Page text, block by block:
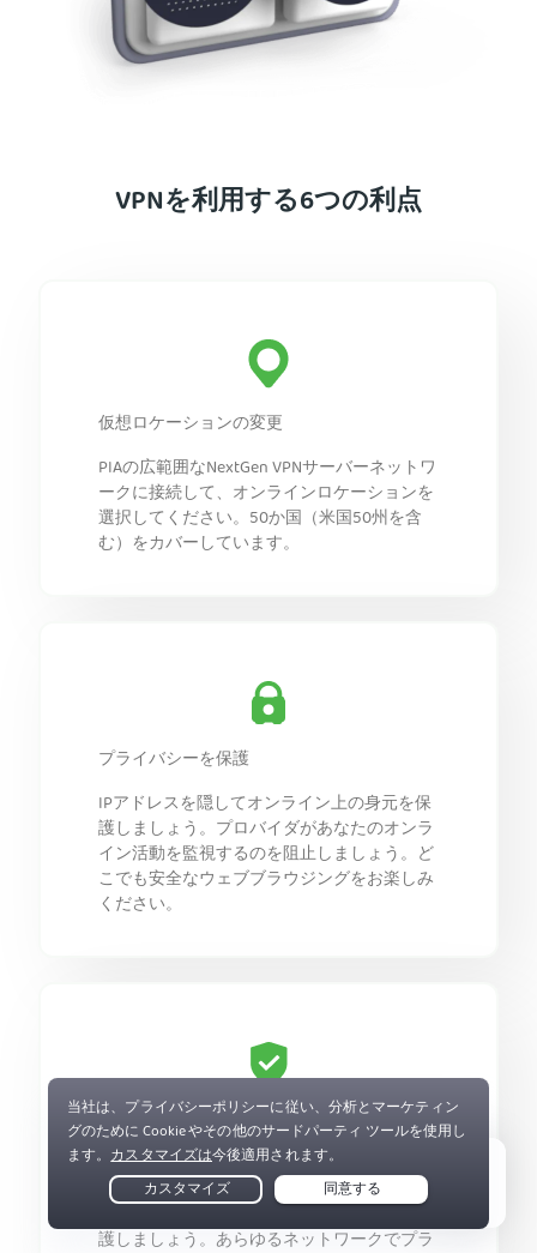
VPNを利用する6つの利点
仮想ロケーションの変更
PIAの広範囲なNextGen VPNサーバーネットワ
ークに接続して、オンラインロケーションを
選択してください。50か国（米国50州を含
む）をカバーしています。
プライバシーを保護
IPアドレスを隠してオンライン上の身元を保
護しましょう。プロバイダがあなたのオンラ
イン活動を監視するのを阻止しましょう。ど
こでも安全なウェブブラウジングをお楽しみ
ください。
完全なデジタルセキュリティ
プロバイダやネットワーク管理者があなたの
データを保存したり販売したりできないよう
護しましょう。あらゆるネットワークでプラ